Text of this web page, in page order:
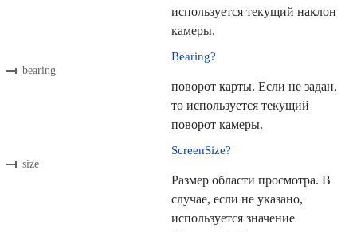
используется текущий наклон
камеры.
bearing
Bearing?
поворот карты. Если не задан,
то используется текущий
поворот камеры.
size
ScreenSize?
Размер области просмотра. В
случае, если не указано,
используется значение